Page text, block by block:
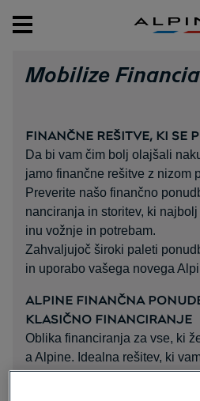
Mobilize
FINANČNE REŠITVE, KI SE
Da bi vam čim bolj olajšali
jamo finančne rešitve z nizom
Preverite našo finančno
nanciranja in storitev, ki
inu vožnje in potrebam.
Zahvaljujoč široki paleti
in uporabo vašega novega
ALPINE FINANČNA
KLASIČNO FINANCIRANJE
Oblika financiranja za vse, ki
a Alpine. Idealna rešitev, ki
ozila in omogoča :
- Trajanje financiranja do 60